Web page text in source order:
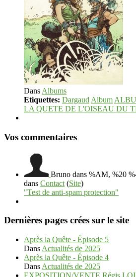
Dans Albums
Etiquettes: Dargaud Album
LA QUETE DE L'OISEAU DU
Vos commentaires
Bruno dans %AM, %20
dans Contact (Site)
"Test de anti-spam protection"
Dernières pages crées sur le site
Après la Quête - Épisode 5
Dans Actualités de 2025
Après la Quête - Épisode 4
Dans Actualités de 2025